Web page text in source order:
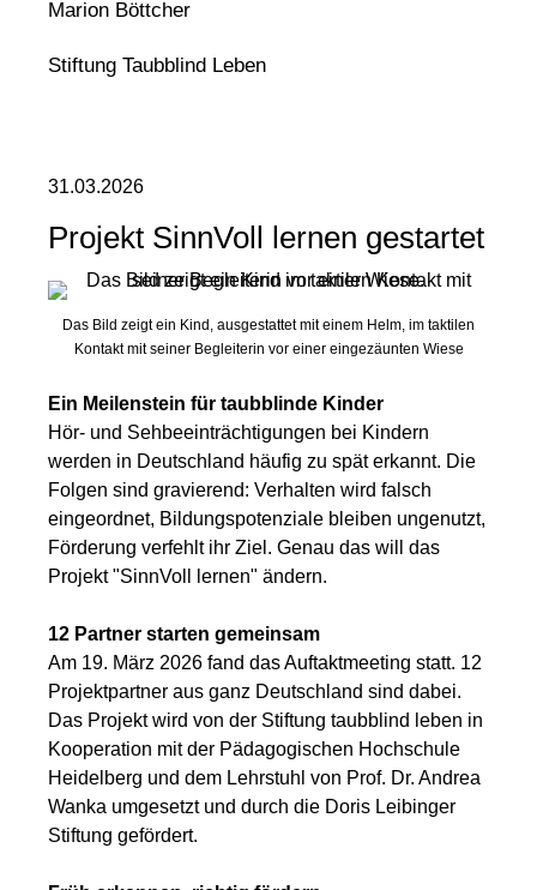
Marion Böttcher
Stiftung Taubblind Leben
31.03.2026
Projekt SinnVoll lernen gestartet
Das Bild zeigt ein Kind, ausgestattet mit einem Helm, im taktilen
Kontakt mit seiner Begleiterin vor einer eingezäunten Wiese
Ein Meilenstein für taubblinde Kinder
Hör- und Sehbeeinträchtigungen bei Kindern
werden in Deutschland häufig zu spät erkannt. Die
Folgen sind gravierend: Verhalten wird falsch
eingeordnet, Bildungspotenziale bleiben ungenutzt,
Förderung verfehlt ihr Ziel. Genau das will das
Projekt "SinnVoll lernen" ändern.
12 Partner starten gemeinsam
Am 19. März 2026 fand das Auftaktmeeting statt. 12
Projektpartner aus ganz Deutschland sind dabei.
Das Projekt wird von der Stiftung taubblind leben in
Kooperation mit der Pädagogischen Hochschule
Heidelberg und dem Lehrstuhl von Prof. Dr. Andrea
Wanka umgesetzt und durch die Doris Leibinger
Stiftung gefördert.